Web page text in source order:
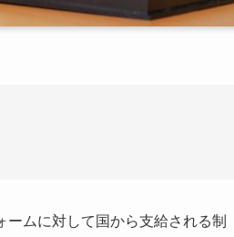
ムに対して国から支給される制